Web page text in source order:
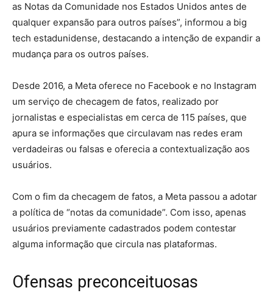
as Notas da Comunidade nos Estados Unidos antes de
qualquer expansão para outros países”, informou a big
tech estadunidense, destacando a intenção de expandir a
mudança para os outros países.
Desde 2016, a Meta oferece no Facebook e no Instagram
um serviço de checagem de fatos, realizado por
jornalistas e especialistas em cerca de 115 países, que
apura se informações que circulavam nas redes eram
verdadeiras ou falsas e oferecia a contextualização aos
usuários.
Com o fim da checagem de fatos, a Meta passou a adotar
a política de “notas da comunidade”. Com isso, apenas
usuários previamente cadastrados podem contestar
alguma informação que circula nas plataformas.
Ofensas preconceituosas